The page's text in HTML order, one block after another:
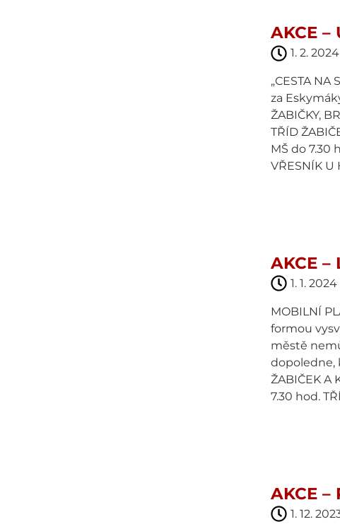
AKCE –
1. 2. 2024
„CESTA
za
ŽABIČKY,
TŘÍD
MŠ do 7.30
VŘESNÍK U
AKCE –
1. 1. 2024
MOBILNÍ
formou
městě
dopoledne,
ŽABIČEK A
7.30 hod.
AKCE –
1. 12.